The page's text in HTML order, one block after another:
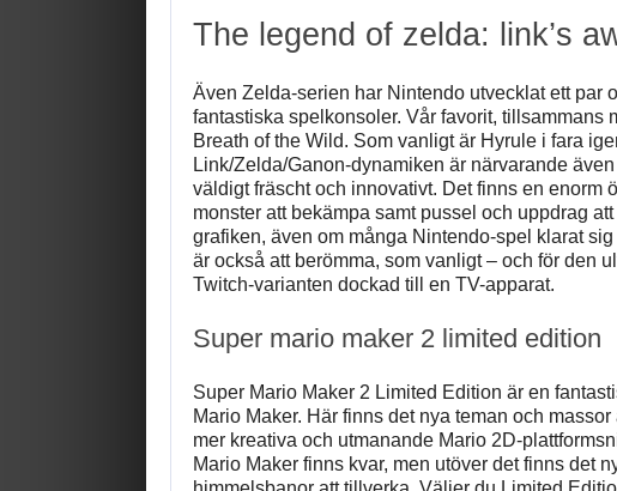
The legend of zelda: link’s
Även Zelda-serien har Nintendo utvecklat ett par
fantastiska spelkonsoler. Vår favorit, tillsammans
Breath of the Wild. Som vanligt är Hyrule i fara
Link/Zelda/Ganon-dynamiken är närvarande
väldigt fräscht och innovativt. Det finns en enorm
monster att bekämpa samt pussel och uppdrag
grafiken, även om många Nintendo-spel klarat
är också att berömma, som vanligt – och för den
Twitch-varianten dockad till en TV-apparat.
Super mario maker 2 limited edition
Super Mario Maker 2 Limited Edition är en
Mario Maker. Här finns det nya teman och
mer kreativa och utmanande Mario 2D-
Mario Maker finns kvar, men utöver det finns det